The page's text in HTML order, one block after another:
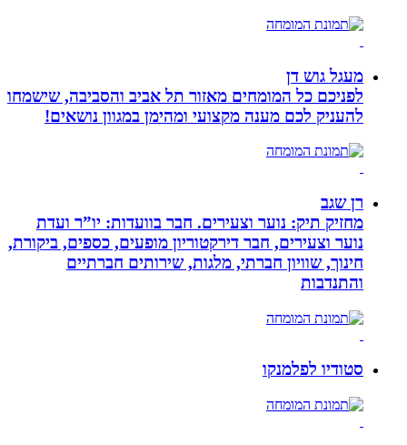
מעגל גוש דן
לפניכם כל המומחים מאזור תל אביב והסביבה, שישמחו
להעניק לכם מענה מקצועי ומהימן במגוון נושאים!
רן שגב
מחזיק תיק: נוער וצעירים. חבר בוועדות: יו”ר ועדת
נוער וצעירים, חבר דירקטוריון מופעים, כספים, ביקורת,
חינוך, שוויון חברתי, מלגות, שירותים חברתיים
והתנדבות
סטודיו לפלמנקו